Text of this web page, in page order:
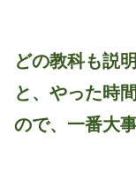
どの教科も説
と、やった時
ので、一番大